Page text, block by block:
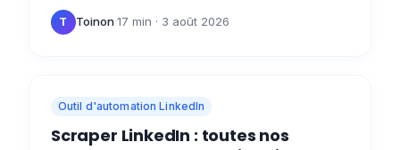
qu'il s’agit bien là…
T Toinon·17 min · 3 août 2026
Outil d'automation LinkedIn
Scraper LinkedIn : toutes nos